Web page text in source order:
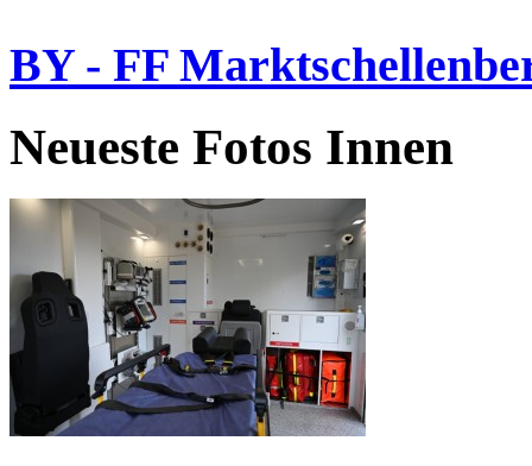
BY - FF
Neueste Fotos Innen